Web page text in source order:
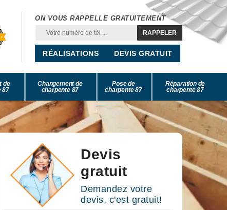
ON VOUS RAPPELLE GRATUITEMENT
RÉALISATIONS DEVIS GRATUIT
de
87
Changement de
charpente 87
Pose de
charpente 87
Réparation de
charpente 87
Devis
gratuit
Demandez votre
devis, c'est gratuit!